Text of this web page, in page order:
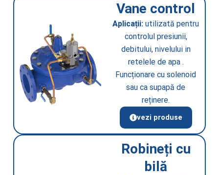
Vane control
Aplicații: utilizată pentru
controlul presiunii,
debitului, nivelului in
retelele de apa .
Funcționare cu solenoid
sau ca supapă de
reținere.
vezi produse
Robineți cu
bilă